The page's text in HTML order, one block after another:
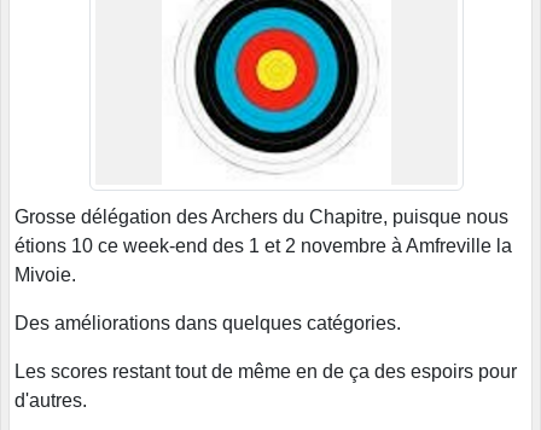
Grosse délégation des Archers du Chapitre, puisque nous
étions 10 ce week-end des 1 et 2 novembre à Amfreville la
Mivoie.
Des améliorations dans quelques catégories.
Les scores restant tout de même en de ça des espoirs pour
d'autres.